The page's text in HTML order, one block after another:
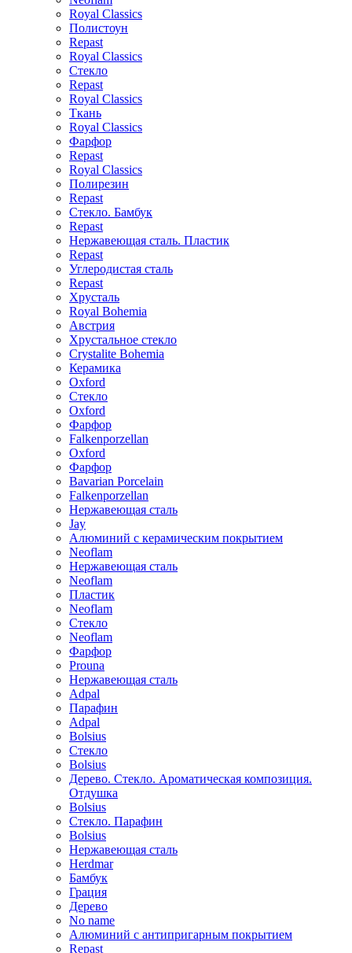
Royal Classics
Полистоун
Repast
Royal Classics
Стекло
Repast
Royal Classics
Ткань
Royal Classics
Фарфор
Repast
Royal Classics
Полирезин
Repast
Стекло. Бамбук
Repast
Нержавеющая сталь. Пластик
Repast
Углеродистая сталь
Repast
Хрусталь
Royal Bohemia
Австрия
Хрустальное стекло
Crystalite Bohemia
Керамика
Oxford
Стекло
Oxford
Фарфор
Falkenporzellan
Oxford
Фарфор
Bavarian Porcelain
Falkenporzellan
Нержавеющая сталь
Jay
Алюминий с керамическим покрытием
Neoflam
Нержавеющая сталь
Neoflam
Пластик
Neoflam
Стекло
Neoflam
Фарфор
Prouna
Нержавеющая сталь
Adpal
Парафин
Adpal
Bolsius
Стекло
Bolsius
Дерево. Стекло. Ароматическая композиция.
Отдушка
Bolsius
Стекло. Парафин
Bolsius
Нержавеющая сталь
Herdmar
Бамбук
Грация
Дерево
No name
Алюминий с антипригарным покрытием
Repast